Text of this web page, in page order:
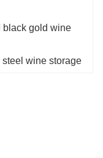
black gold wine
steel wine storage